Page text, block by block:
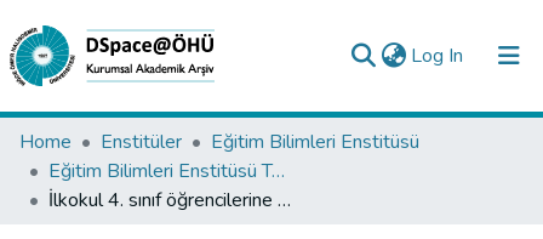
Log In (current)
Collections
All of DSpace
Home Enstitüler
Eğitim Bilimleri Enstitüsü
Eğitim Bilimleri Enstitüsü Tez Koleksiyonu
İlkokul 4. sınıf öğrencilerine fen bilimleri dersinde uygulanan STEM temelli etkinliklerin çeşitli değişkenlere etkisi